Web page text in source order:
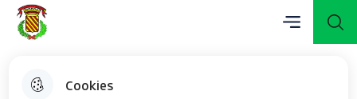
Cookies
Aller
au
Consulter
le plan du
Menu